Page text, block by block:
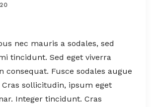
nec mauris a sodales, sed
tincidunt. Sed eget viverra
consequat. Fusce sodales augue
sollicitudin, ipsum eget
Integer tincidunt. Cras